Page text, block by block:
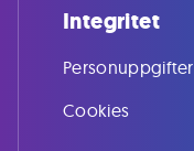
Integritet
Personuppgifter
Cookies